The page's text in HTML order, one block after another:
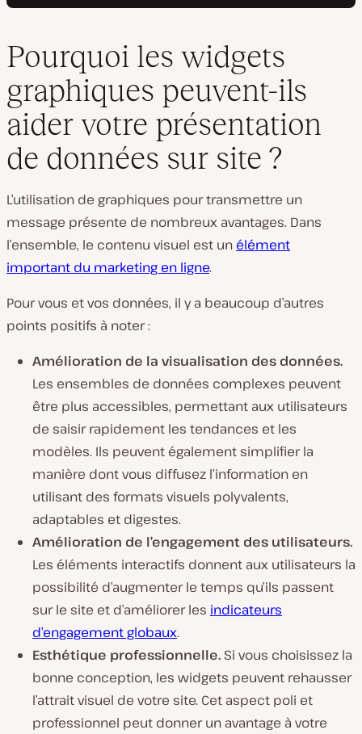
Pourquoi les widgets
graphiques peuvent-ils
aider votre présentation
de données sur site ?
L’utilisation de graphiques pour transmettre un
message présente de nombreux avantages. Dans
l’ensemble, le contenu visuel est un élément
important du marketing en ligne.
Pour vous et vos données, il y a beaucoup d’autres
points positifs à noter :
Amélioration de la visualisation des données.
Les ensembles de données complexes peuvent
être plus accessibles, permettant aux utilisateurs
de saisir rapidement les tendances et les
modèles. Ils peuvent également simplifier la
manière dont vous diffusez l’information en
utilisant des formats visuels polyvalents,
adaptables et digestes.
Amélioration de l’engagement des utilisateurs.
Les éléments interactifs donnent aux utilisateurs la
possibilité d’augmenter le temps qu’ils passent
sur le site et d’améliorer les indicateurs
d’engagement globaux.
Esthétique professionnelle. Si vous choisissez la
bonne conception, les widgets peuvent rehausser
l’attrait visuel de votre site. Cet aspect poli et
professionnel peut donner un avantage à votre